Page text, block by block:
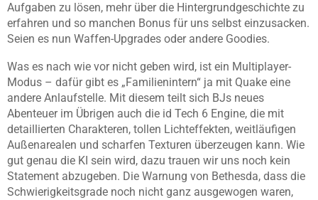
Aufgaben zu lösen, mehr über die Hintergrundgeschichte zu
erfahren und so manchen Bonus für uns selbst einzusacken.
Seien es nun Waffen-Upgrades oder andere Goodies.
Was es nach wie vor nicht geben wird, ist ein Multiplayer-
Modus – dafür gibt es „Familienintern“ ja mit Quake eine
andere Anlaufstelle. Mit diesem teilt sich BJs neues
Abenteuer im Übrigen auch die id Tech 6 Engine, die mit
detaillierten Charakteren, tollen Lichteffekten, weitläufigen
Außenarealen und scharfen Texturen überzeugen kann. Wie
gut genau die KI sein wird, dazu trauen wir uns noch kein
Statement abzugeben. Die Warnung von Bethesda, dass die
Schwierigkeitsgrade noch nicht ganz ausgewogen waren,